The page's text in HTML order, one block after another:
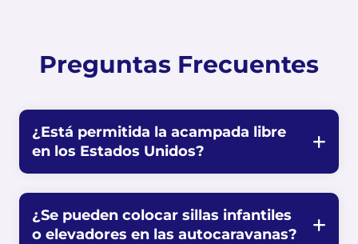
Preguntas Frecuentes
¿Está permitida la acampada libre
en los Estados Unidos?
¿Se pueden colocar sillas infantiles
o elevadores en las autocaravanas?